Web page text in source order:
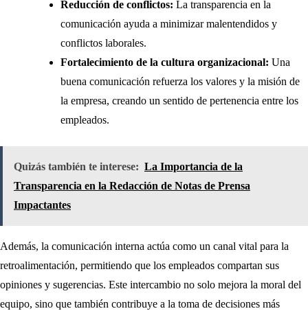
Reducción de conflictos: La transparencia en la
comunicación ayuda a minimizar malentendidos y
conflictos laborales.
Fortalecimiento de la cultura organizacional: Una
buena comunicación refuerza los valores y la misión de
la empresa, creando un sentido de pertenencia entre los
empleados.
Quizás también te interese: La Importancia de la
Transparencia en la Redacción de Notas de Prensa
Impactantes
Además, la comunicación interna actúa como un canal vital para la
retroalimentación, permitiendo que los empleados compartan sus
opiniones y sugerencias. Este intercambio no solo mejora la moral del
equipo, sino que también contribuye a la toma de decisiones más